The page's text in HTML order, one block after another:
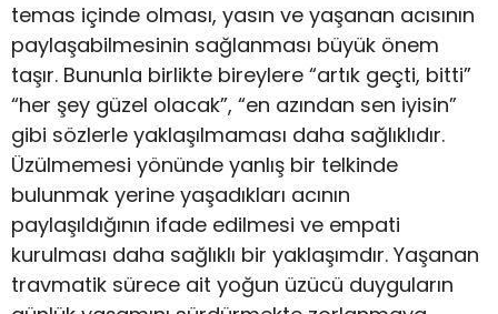
temas içinde olması, yasın ve yaşanan acısının
paylaşabilmesinin sağlanması büyük önem
taşır. Bununla birlikte bireylere “artık geçti, bitti”
“her şey güzel olacak”, “en azından sen iyisin”
gibi sözlerle yaklaşılmaması daha sağlıklıdır.
Üzülmemesi yönünde yanlış bir telkinde
bulunmak yerine yaşadıkları acının
paylaşıldığının ifade edilmesi ve empati
kurulması daha sağlıklı bir yaklaşımdır. Yaşanan
travmatik sürece ait yoğun üzücü duyguların